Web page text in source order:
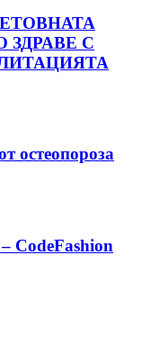
С
остеопороза
CodeFashion